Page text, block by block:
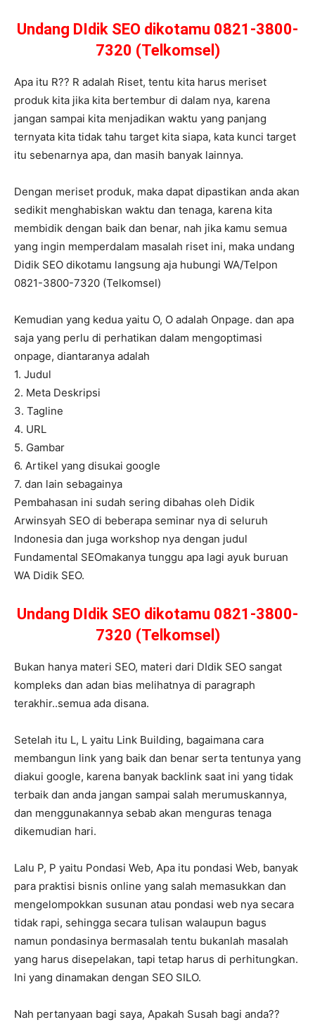
Undang DIdik SEO dikotamu 0821-3800-
7320 (Telkomsel)
Apa itu R?? R adalah Riset, tentu kita harus meriset
produk kita jika kita bertembur di dalam nya, karena
jangan sampai kita menjadikan waktu yang panjang
ternyata kita tidak tahu target kita siapa, kata kunci target
itu sebenarnya apa, dan masih banyak lainnya.
Dengan meriset produk, maka dapat dipastikan anda akan
sedikit menghabiskan waktu dan tenaga, karena kita
membidik dengan baik dan benar, nah jika kamu semua
yang ingin memperdalam masalah riset ini, maka undang
Didik SEO dikotamu langsung aja hubungi WA/Telpon
0821-3800-7320 (Telkomsel)
Kemudian yang kedua yaitu O, O adalah Onpage. dan apa
saja yang perlu di perhatikan dalam mengoptimasi
onpage, diantaranya adalah
1. Judul
2. Meta Deskripsi
3. Tagline
4. URL
5. Gambar
6. Artikel yang disukai google
7. dan lain sebagainya
Pembahasan ini sudah sering dibahas oleh Didik
Arwinsyah SEO di beberapa seminar nya di seluruh
Indonesia dan juga workshop nya dengan judul
Fundamental SEOmakanya tunggu apa lagi ayuk buruan
WA Didik SEO.
Undang DIdik SEO dikotamu 0821-3800-
7320 (Telkomsel)
Bukan hanya materi SEO, materi dari DIdik SEO sangat
kompleks dan adan bias melihatnya di paragraph
terakhir..semua ada disana.
Setelah itu L, L yaitu Link Building, bagaimana cara
membangun link yang baik dan benar serta tentunya yang
diakui google, karena banyak backlink saat ini yang tidak
terbaik dan anda jangan sampai salah merumuskannya,
dan menggunakannya sebab akan menguras tenaga
dikemudian hari.
Lalu P, P yaitu Pondasi Web, Apa itu pondasi Web, banyak
para praktisi bisnis online yang salah memasukkan dan
mengelompokkan susunan atau pondasi web nya secara
tidak rapi, sehingga secara tulisan walaupun bagus
namun pondasinya bermasalah tentu bukanlah masalah
yang harus disepelakan, tapi tetap harus di perhitungkan.
Ini yang dinamakan dengan SEO SILO.
Nah pertanyaan bagi saya, Apakah Susah bagi anda??